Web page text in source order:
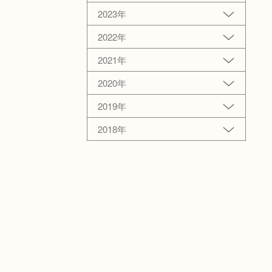
2023年
2022年
2021年
2020年
2019年
2018年